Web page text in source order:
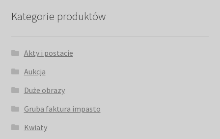
Kategorie produktów
Akty i postacie
Aukcja
Duże obrazy
Gruba faktura impasto
Kwiaty